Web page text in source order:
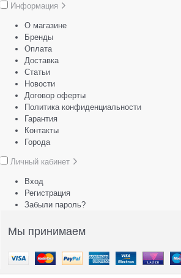
Информация
О магазине
Бренды
Оплата
Доставка
Статьи
Новости
Договор оферты
Политика конфиденциальности
Гарантия
Контакты
Города
Личный кабинет
Вход
Регистрация
Забыли пароль?
Мы принимаем